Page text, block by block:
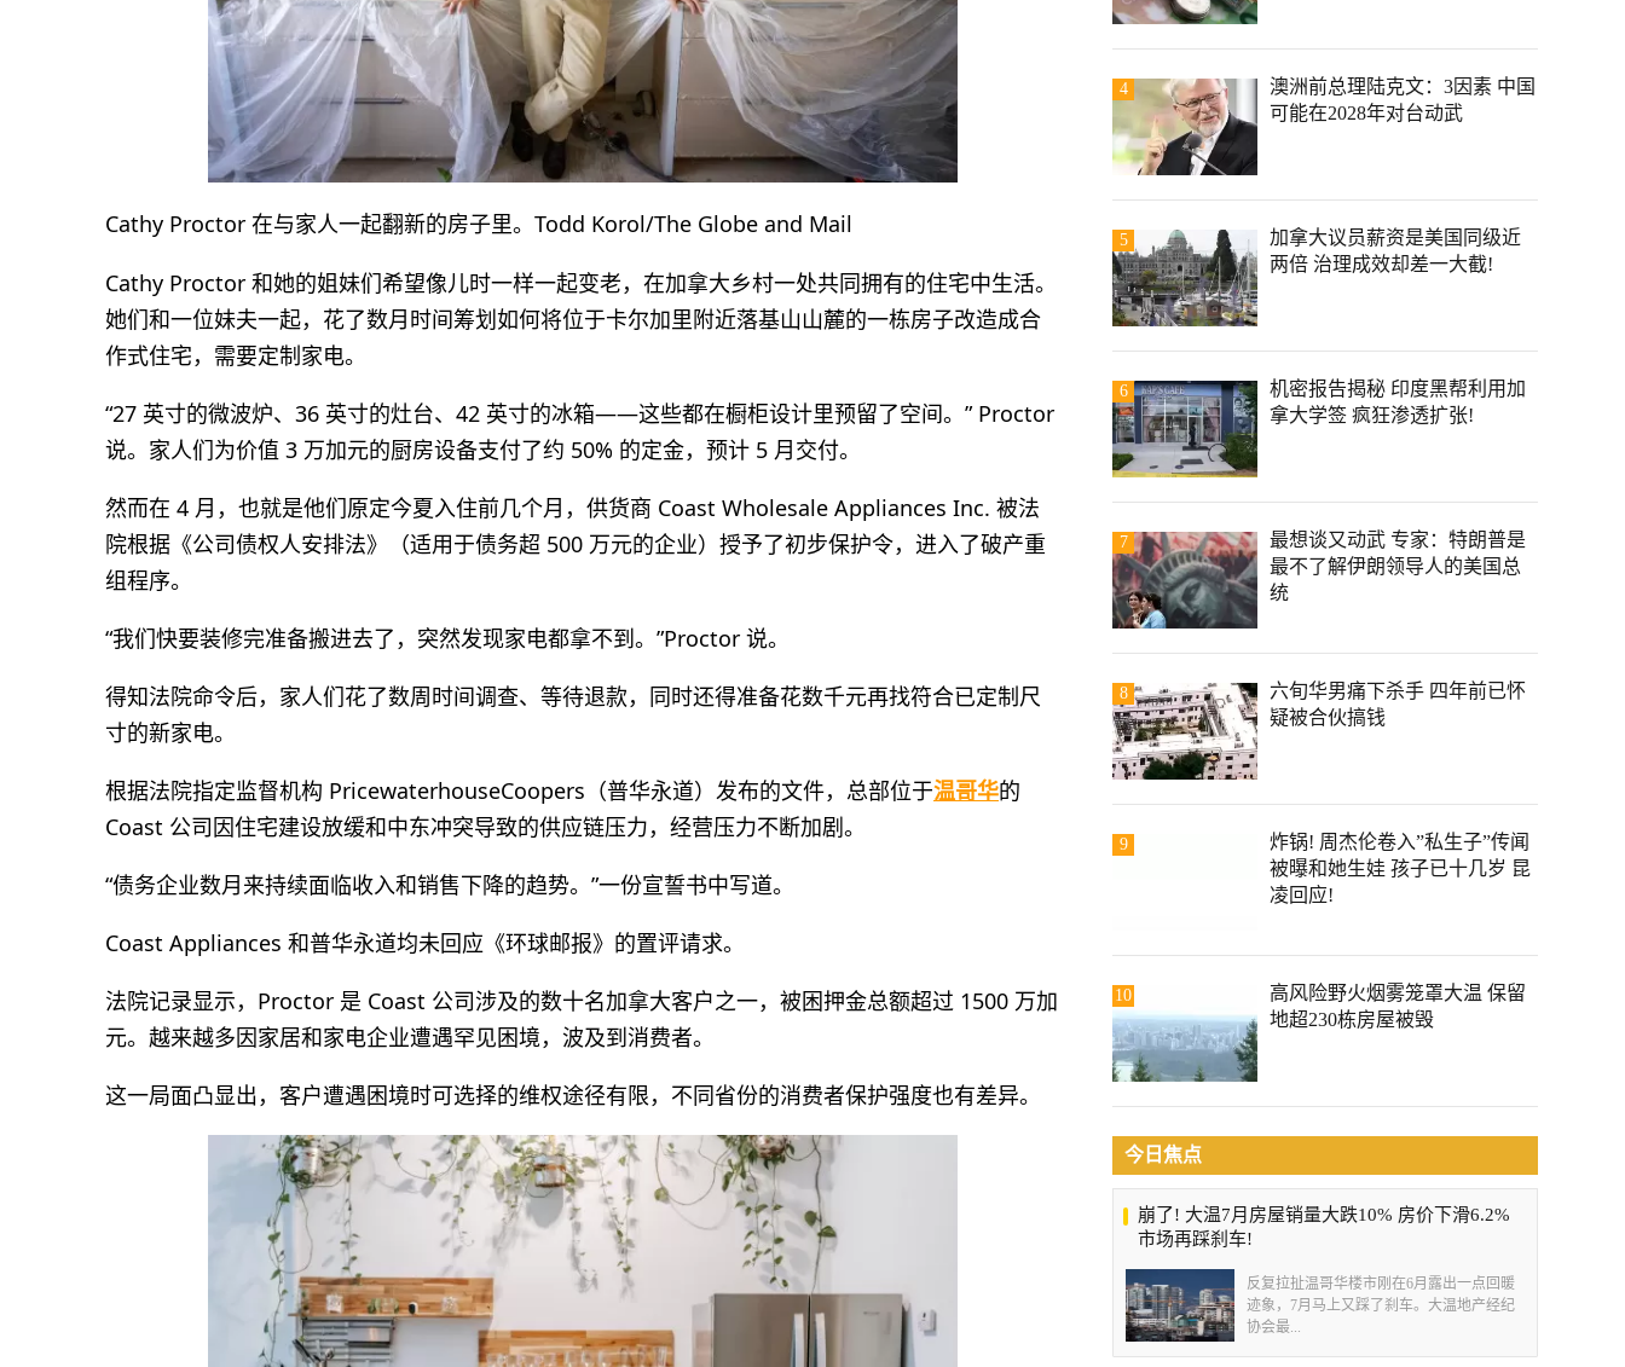
Cathy Proctor 在与家人一起翻新的房子里。Todd Korol/The Globe and Mail
Cathy Proctor 和她的姐妹们希望像儿时一样一起变老，在加拿大乡村一处共同拥有的住宅中生活。
她们和一位妹夫一起，花了数月时间筹划如何将位于卡尔加里附近落基山山麓的一栋房子改造成合
作式住宅，需要定制家电。
“27 英寸的微波炉、36 英寸的灶台、42 英寸的冰箱——这些都在橱柜设计里预留了空间。” Proctor
说。家人们为价值 3 万加元的厨房设备支付了约 50% 的定金，预计 5 月交付。
然而在 4 月，也就是他们原定今夏入住前几个月，供货商 Coast Wholesale Appliances Inc. 被法
院根据《公司债权人安排法》（适用于债务超 500 万元的企业）授予了初步保护令，进入了破产重
组程序。
“我们快要装修完准备搬进去了，突然发现家电都拿不到。”Proctor 说。
得知法院命令后，家人们花了数周时间调查、等待退款，同时还得准备花数千元再找符合已定制尺
寸的新家电。
根据法院指定监督机构 PricewaterhouseCoopers（普华永道）发布的文件，总部位于温哥华的
Coast 公司因住宅建设放缓和中东冲突导致的供应链压力，经营压力不断加剧。
“债务企业数月来持续面临收入和销售下降的趋势。”一份宣誓书中写道。
Coast Appliances 和普华永道均未回应《环球邮报》的置评请求。
法院记录显示，Proctor 是 Coast 公司涉及的数十名加拿大客户之一，被困押金总额超过 1500 万加
元。越来越多因家居和家电企业遭遇罕见困境，波及到消费者。
这一局面凸显出，客户遭遇困境时可选择的维权途径有限，不同省份的消费者保护强度也有差异。
4
澳洲前总理陆克文：3因素 中国
可能在2028年对台动武
5
加拿大议员薪资是美国同级近
两倍 治理成效却差一大截!
6
机密报告揭秘 印度黑帮利用加
拿大学签 疯狂渗透扩张!
7
最想谈又动武 专家：特朗普是
最不了解伊朗领导人的美国总
统
8
六旬华男痛下杀手 四年前已怀
疑被合伙搞钱
9
炸锅! 周杰伦卷入”私生子”传闻
被曝和她生娃 孩子已十几岁 昆
凌回应!
10
高风险野火烟雾笼罩大温 保留
地超230栋房屋被毁
今日焦点
崩了! 大温7月房屋销量大跌10% 房价下滑6.2%
市场再踩刹车!
反复拉扯温哥华楼市刚在6月露出一点回暖
迹象，7月马上又踩了刹车。大温地产经纪
协会最...